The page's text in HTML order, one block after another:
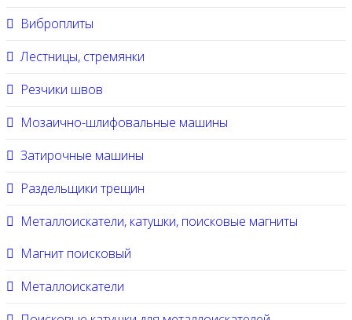
Виброплиты
Лестницы, стремянки
Резчики швов
Мозаично-шлифовальные машины
Затирочные машины
Раздельщики трещин
Металлоискатели, катушки, поисковые магниты
Магнит поисковый
Металлоискатели